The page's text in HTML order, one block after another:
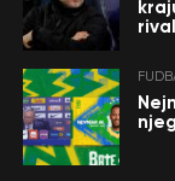
rival